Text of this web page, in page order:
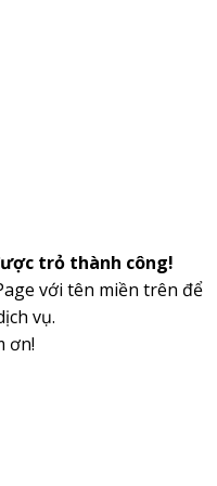
trỏ thành công!
với tên miền trên để
vụ.
ơn!